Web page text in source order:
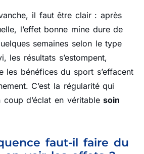
il faut être clair : après
l’effet bonne mine dure de
semaines selon le type
les résultats s’estompent,
les bénéfices du sport s’effacent
C’est la régularité qui
coup d’éclat en véritablesoin
faut-il faire du